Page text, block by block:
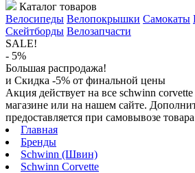
Каталог товаров
Велосипеды Велопокрышки Самокаты
Скейтборды Велозапчасти
SALE!
- 5%
Большая распродажа!
и Скидка -5% от финальной цены
Акция действует на все schwinn
магазине или на нашем сайте.
предоставляется при самовывозе
Главная
Бренды
Schwinn (Швин)
Schwinn Corvette